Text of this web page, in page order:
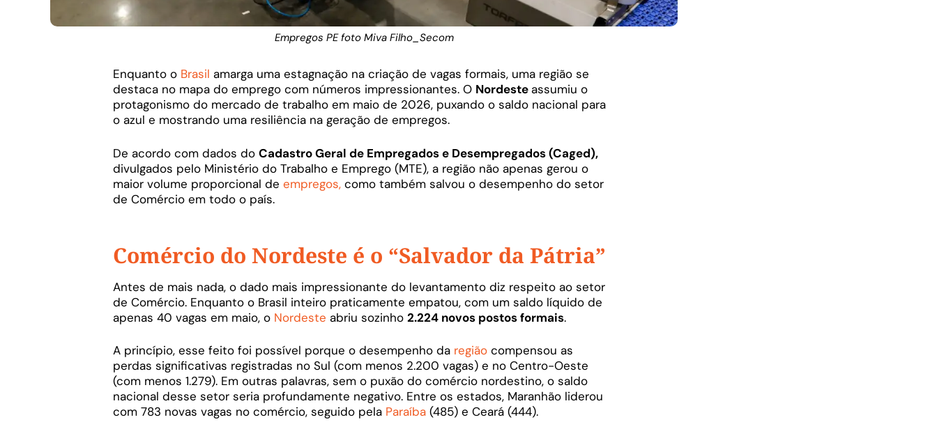
Empregos PE foto Miva Filho_Secom
Enquanto o Brasil amarga uma estagnação na criação de vagas formais, uma região se
destaca no mapa do emprego com números impressionantes. O Nordesteassumiu o
protagonismo do mercado de trabalho em maio de 2026, puxando o saldo nacional para
o azul e mostrando uma resiliência na geração de empregos.
De acordo com dados do Cadastro Geral de Empregados e Desempregados (Caged),
divulgados pelo Ministério do Trabalho e Emprego (MTE), a região não apenas gerou o
maior volume proporcional de empregos, como também salvou o desempenho do setor
de Comércio em todo o país.
Comércio do Nordeste é o “Salvador da Pátria”
Antes de mais nada, o dado mais impressionante do levantamento diz respeito ao setor
de Comércio. Enquanto o Brasil inteiro praticamente empatou, com um saldo líquido de
apenas 40 vagas em maio, o Nordeste abriu sozinho 2.224 novos postos formais.
A princípio, esse feito foi possível porque o desempenho da região compensou as
perdas significativas registradas no Sul (com menos 2.200 vagas) e no Centro-Oeste
(com menos 1.279). Em outras palavras, sem o puxão do comércio nordestino, o saldo
nacional desse setor seria profundamente negativo. Entre os estados, Maranhão liderou
com 783 novas vagas no comércio, seguido pela Paraíba (485) e Ceará (444).